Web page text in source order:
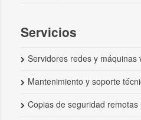
Servicios
Servidores redes y máquinas
Mantenimiento y soporte
Copias de seguridad remotas